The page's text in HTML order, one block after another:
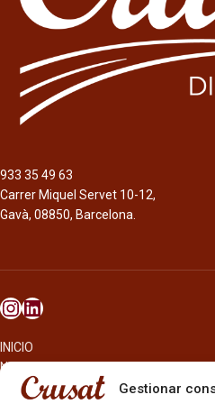
Gestionar
933 35 49 63
Carrer Miquel Servet 10-12,
Gavà, 08850, Barcelona.
INICIO
NOSOTROS
CERVEZAS